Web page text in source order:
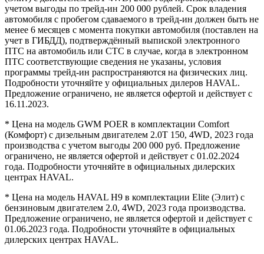
учетом выгоды по трейд-ин 200 000 рублей. Срок владения
автомобиля с пробегом сдаваемого в трейд-ин должен быть не
менее 6 месяцев с момента покупки автомобиля (поставлен на
учет в ГИБДД), подтверждённый выпиской электронного
ПТС на автомобиль или СТС в случае, когда в электронном
ПТС соответствующие сведения не указаны, условия
программы трейд-ин распространяются на физических лиц.
Подробности уточняйте у официальных дилеров HAVAL.
Предложение ограничено, не является офертой и действует с
16.11.2023.
* Цена на модель GWM POER в комплектации Comfort
(Комфорт) с дизельным двигателем 2.0Т 150, 4WD, 2023 года
производства с учетом выгоды 200 000 руб. Предложение
ограничено, не является офертой и действует с 01.02.2024
года. Подробности уточняйте в официальных дилерских
центрах HAVAL.
* Цена на модель HAVAL H9 в комплектации Elite (Элит) с
бензиновым двигателем 2.0, 4WD, 2023 года производства.
Предложение ограничено, не является офертой и действует с
01.06.2023 года. Подробности уточняйте в официальных
дилерских центрах HAVAL.